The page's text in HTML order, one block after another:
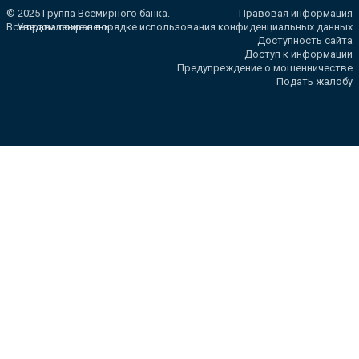
© 2025 Группа Всемирного банка.
Все права сохранены.
Правовая информация
Уведомление о порядке использования конфиденциальных данных
Доступность сайта
Доступ к информации
Предупреждение о мошенничестве
Подать жалобу